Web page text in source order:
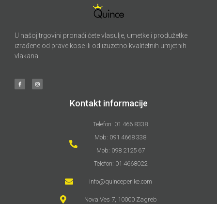
U našoj trgovini pronaći ćete vlasulje, umetke i produžetke
izrađene od prave kose ili od izuzetno kvalitetnih umjetnih
vlakana.
Kontakt informacije
Telefon: 01 466 8338
Mob: 091 4668 338
Mob: 098 2125 67
Telefon: 01 4668022
info@quinceperike.com
Nova Ves 7, 10000 Zagreb